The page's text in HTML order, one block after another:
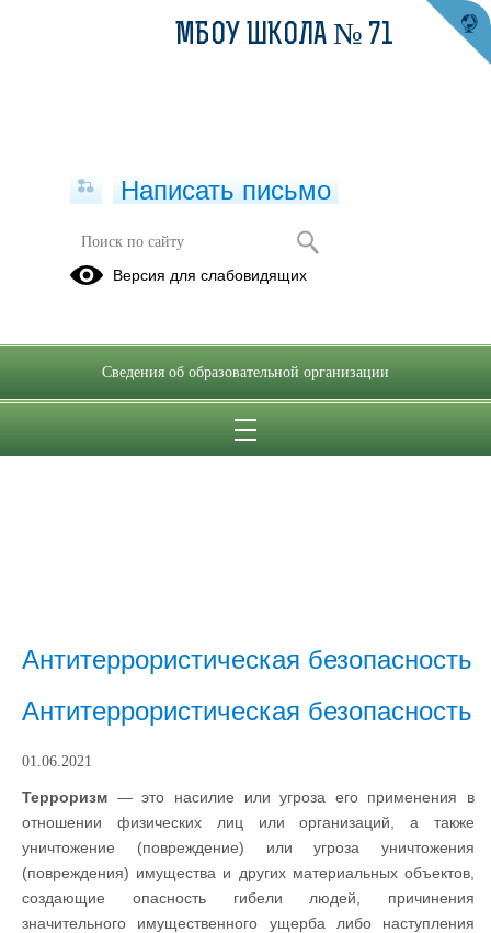
Антитеррористическая безопасность
Антитеррористическая безопасность
01.06.2021
Терроризм — это насилие или угроза его применения в
отношении физических лиц или организаций, а также
уничтожение (повреждение) или угроза уничтожения
(повреждения) имущества и других материальных объектов,
создающие опасность гибели людей, причинения
значительного имущественного ущерба либо наступления
МБОУ ШКОЛА­­ № 71
Написать письмо
Версия для слабовидящих
Сведения об образовательной организации